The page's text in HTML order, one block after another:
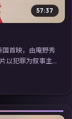
57:37
国首映，由庵野秀
以犯罪为叙事主
影与配乐强化地
剧在线看」延展